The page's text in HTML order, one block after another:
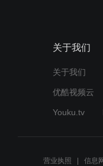
关于我们
关于我们
优酷视频云
Youku.tv
营业执照 信息